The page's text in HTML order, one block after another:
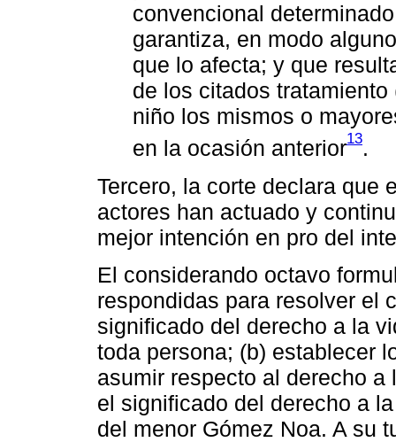
convencional
garantiza, en modo
que lo afecta; y que
de los citados
niño los mismos o
en la ocasión anterior13.
Tercero, la corte declara que
actores han actuado y
mejor intención en pro del
El considerando octavo
respondidas para resolver el
significado del derecho a la
toda persona; (b) establecer
asumir respecto al derecho
el significado del derecho a
del menor Gómez Noa. A su